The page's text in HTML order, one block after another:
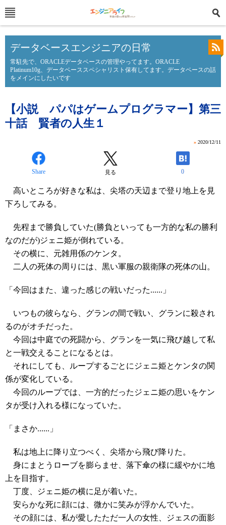
データベースエンジニアの日常
常駐先で、ORACLEデータベースの管理やってます。ORACLE
Platinum10g、データベーススペシャリスト保有してます。データベースの話
をメインにしたいです
【小説 パパはゲームプログラマー】第三
十話 賢者の人生１
» 2020/12/11
Share 見る 0
高いところが好きな私は、尖塔の天辺まで登り地上を見
下ろしてみる。
先程まで勝負していた(勝負といっても一方的な私の勝利
なのだが)ジェニ姫が倒れている。
その横に、元雑用係のケンタ。
二人の死体の周りには、黒い軍服の親衛隊の死体の山。
「今回はまた、違った感じの戦いだった......」
いつもの彼らなら、グランの間で戦い、グランに殺され
るのがオチだった。
今回は中庭での死闘から、グランを一気に飛び越して私
と一戦交えることになるとは。
それにしても、ループするごとにジェニ姫とケンタの関
係が変化している。
今回のループでは、一方的だったジェニ姫の思いをケン
タが受け入れる様になっていた。
「まさか......」
私は地上に降り立つべく、尖塔から飛び降りた。
身にまとうローブを膨らませ、落下傘の様に緩やかに地
上を目指す。
丁度、ジェニ姫の横に足が着いた。
安らかな死に顔には、微かに笑みが浮かんでいた。
その顔には、私が愛したただ一人の女性、ジェスの面影